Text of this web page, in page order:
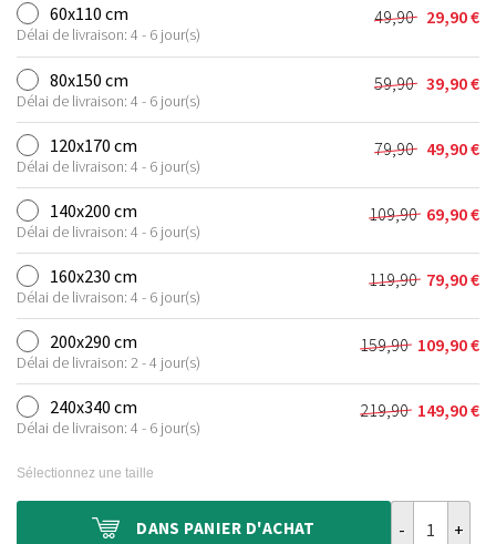
60x110 cm
Délai de livraison: 4 - 6 jour(s)
49,90
Le
prix
initial
était :
49,90 €.
29,90€
Le
prix
actuel
est :
29,90 €.
80x150 cm
Délai de livraison: 4 - 6 jour(s)
59,90
Le
prix
initial
était :
59,90 €.
39,90€
Le
prix
actuel
est :
39,90 €.
120x170 cm
Délai de livraison: 4 - 6 jour(s)
79,90
Le
prix
initial
était :
79,90 €.
49,90€
Le
prix
actuel
est :
49,90 €.
140x200 cm
Délai de livraison: 4 - 6 jour(s)
109,90
Le
prix
initial
était :
109,90 €.
69,90€
Le
prix
actuel
est :
69,90 €.
160x230 cm
Délai de livraison: 4 - 6 jour(s)
119,90
Le
prix
initial
était :
119,90 €.
79,90€
Le
prix
actuel
est :
79,90 €.
200x290 cm
Délai de livraison: 2 - 4 jour(s)
159,90
Le
prix
initial
était :
109,90€
Le
prix
actuel
est :
240x340 cm
Délai de livraison: 4 - 6 jour(s)
219,90
Le
219,90 €.
149,90€
Le
149,90 €.
Sélectionnez une taille
DANS PANIER D'ACHAT